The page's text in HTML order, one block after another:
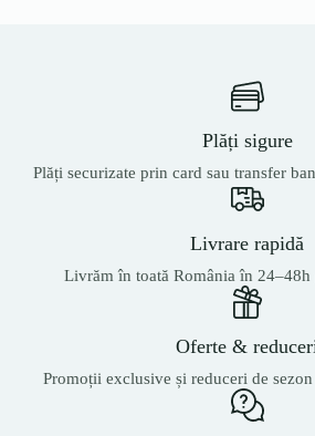
Plăți sigure
Plăți securizate prin card sau transfer
Livrare rapidă
Livrăm în toată România în
Oferte &
Promoții exclusive și reduceri de